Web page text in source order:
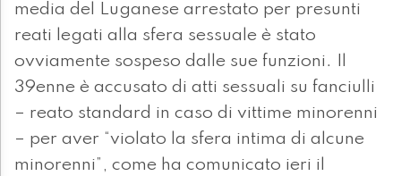
media del Luganese arrestato per presunti
reati legati alla sfera sessuale è stato
ovviamente sospeso dalle sue funzioni. Il
39enne è accusato di atti sessuali su fanciulli
– reato standard in caso di vittime minorenni
– per aver “violato la sfera intima di alcune
minorenni”, come ha comunicato ieri il